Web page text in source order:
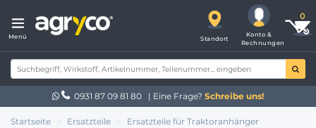
Menü Standort
Konto &
Rechnungen
0931 87 09 81 80 | Eine Frage? Schreibe uns!
Startseite Ersatzteile
Ersatzteile für Traktoranhänger